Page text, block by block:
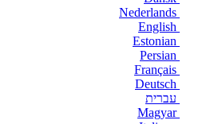
Nederlands
English
Estonian
Persian
Français
Deutsch
עברית
Magyar